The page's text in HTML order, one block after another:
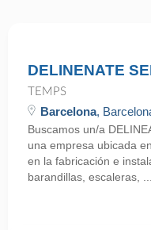
DELINENATE
TEMPS
Barcelona,
Buscamos un/a
una empresa ubicada
en la fabricación e
barandillas, escaleras, ...